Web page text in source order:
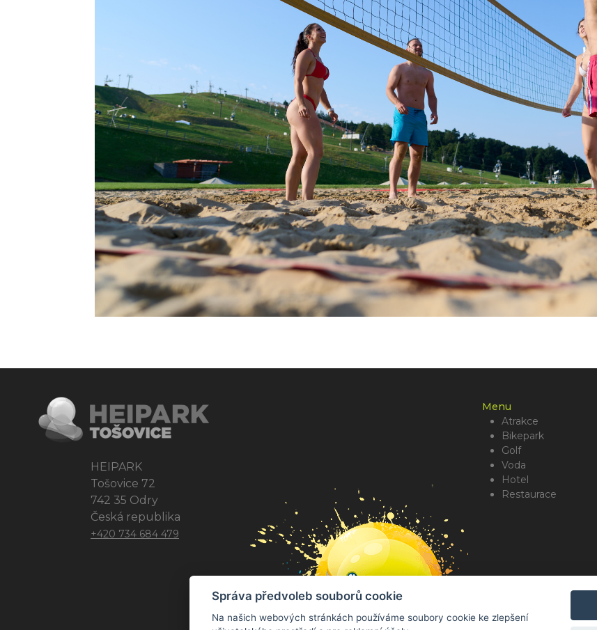
HEIPARK
Tošovice 72
742 35 Odry
Česká republika
+420 734 684 479
Menu
Atrakce
Bikepark
Golf
Voda
Hotel
Restaurace
Správa předvoleb souborů cookie
Na našich webových stránkách používáme soubory cookie ke zlepšení